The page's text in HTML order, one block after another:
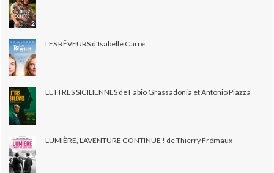
LES RÊVEURS d'Isabelle Carré
LETTRES SICILIENNES de Fabio Grassadonia et Antonio Piazza
LUMIÈRE, L'AVENTURE CONTINUE ! de Thierry Frémaux